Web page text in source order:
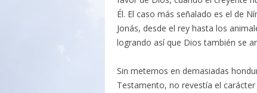
Él. El caso más señalado es el de
Jonás, desde el rey hasta los
logrando así que Dios también se
Sin meternos en demasiadas
Testamento, no revestía el